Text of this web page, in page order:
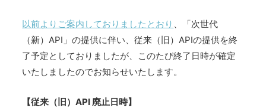
以前よりご案内しておりましたとおり 、「次世代
（新）API」の提供に伴い、従来（旧）APIの提供を終
了予定としておりましたが、このたび終了日時が確定
いたしましたのでお知らせいたします。
【従来（旧）API 廃止日時】